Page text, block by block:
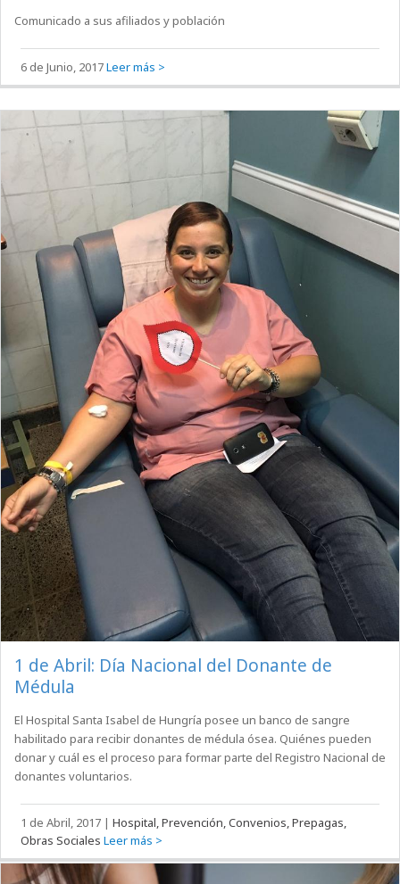
Comunicado a sus afiliados y población
6 de Junio, 2017Leer más >
1 de Abril: Día Nacional del Donante de
Médula
El Hospital Santa Isabel de Hungría posee un banco de sangre
habilitado para recibir donantes de médula ósea. Quiénes pueden
donar y cuál es el proceso para formar parte del Registro Nacional de
donantes voluntarios.
1 de Abril, 2017 |Hospital, Prevención, Convenios, Prepagas,
Obras Sociales Leer más >